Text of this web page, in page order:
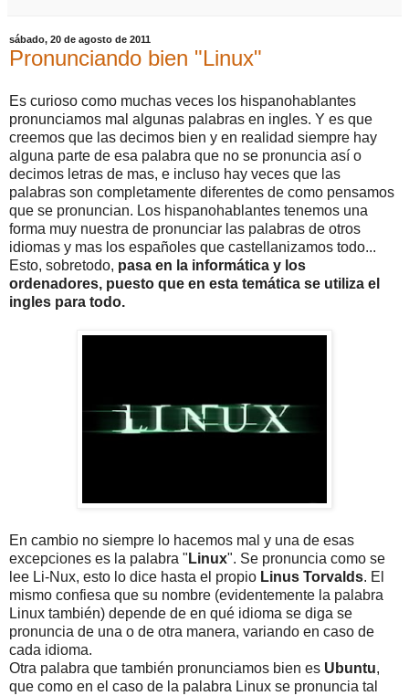
sábado, 20 de agosto de 2011
Pronunciando bien "Linux"
Es curioso como muchas veces los hispanohablantes
pronunciamos mal algunas palabras en ingles. Y es que
creemos que las decimos bien y en realidad siempre hay
alguna parte de esa palabra que no se pronuncia así o
decimos letras de mas, e incluso hay veces que las
palabras son completamente diferentes de como pensamos
que se pronuncian. Los hispanohablantes tenemos una
forma muy nuestra de pronunciar las palabras de otros
idiomas y mas los españoles que castellanizamos todo...
Esto, sobretodo, pasa en la informática y los
ordenadores, puesto que en esta temática se utiliza el
ingles para todo.
En cambio no siempre lo hacemos mal y una de esas
excepciones es la palabra " Linux". Se pronuncia como se
lee Li-Nux, esto lo dice hasta el propio Linus Torvalds. El
mismo confiesa que su nombre (evidentemente la palabra
Linux también) depende de en qué idioma se diga se
pronuncia de una o de otra manera, variando en caso de
cada idioma.
Otra palabra que también pronunciamos bien es Ubuntu,
que como en el caso de la palabra Linux se pronuncia tal